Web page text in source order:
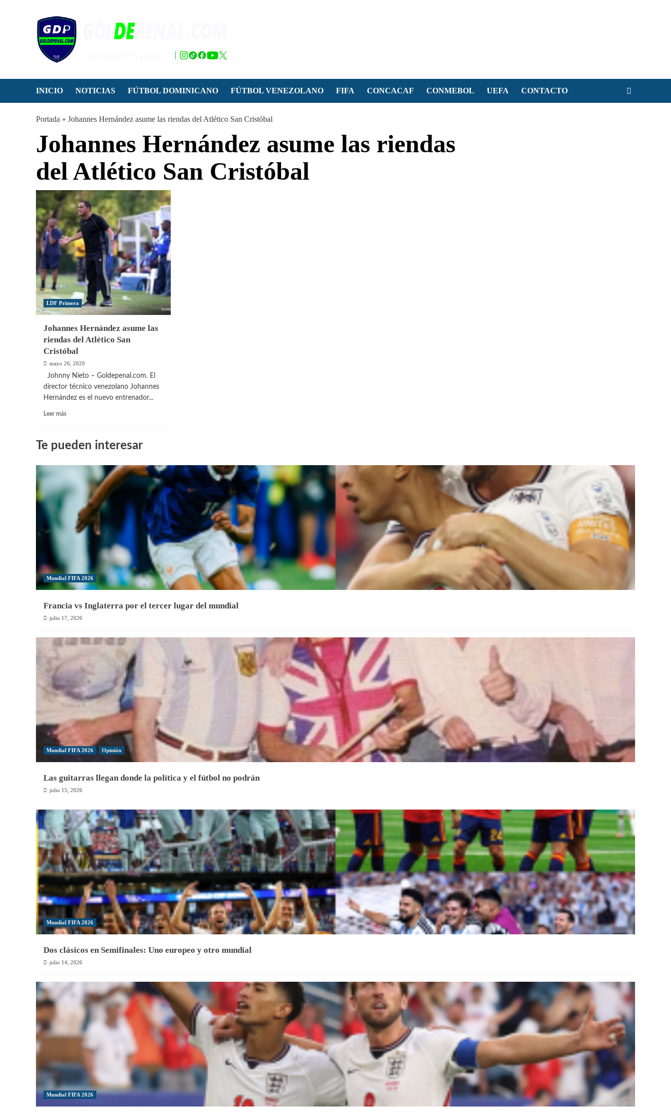
INICIO NOTICIAS FÚTBOL DOMINICANO FÚTBOL VENEZOLANO FIFA CONCACAF CONMEBOL UEFA CONTACTO
Portada » Johannes Hernández asume las riendas del Atlético San Cristóbal
Johannes Hernández asume las riendas
del Atlético San Cristóbal
LDF Primera
Johannes Hernández asume las
riendas del Atlético San
Cristóbal
mayo 26, 2020
Johnny Nieto – Goldepenal.com. El
director técnico venezolano Johannes
Hernández es el nuevo entrenador...
Leer másLeer
Johannes
Hernández
del
Cristóbal
Te pueden interesar
Mundial FIFA 2026
Francia vs Inglaterra por el tercer lugar del mundial
julio 17, 2026
Mundial FIFA 2026 Opinión
Las guitarras llegan donde la política y el fútbol no podrán
julio 15, 2026
Mundial FIFA 2026
Dos clásicos en Semifinales: Uno europeo y otro mundial
julio 14, 2026
Mundial FIFA 2026